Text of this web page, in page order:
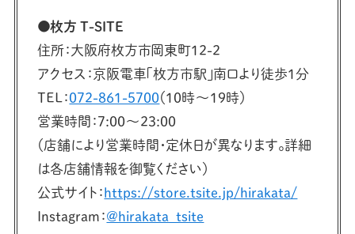
●枚方 T-SITE
住所：大阪府枚方市岡東町12-2
アクセス：京阪電車「枚方市駅」南口より徒歩1分
TEL：072-861-5700（10時〜19時）
営業時間：7:00〜23:00
（店舗により営業時間・定休日が異なります。詳細
は各店舗情報を御覧ください）
公式サイト：https://store.tsite.jp/hirakata/
Instagram：@hirakata_tsite